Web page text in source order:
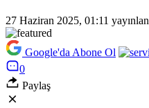
27 Haziran 2025, 01:11
Google'da Abone Ol
0
Paylaş